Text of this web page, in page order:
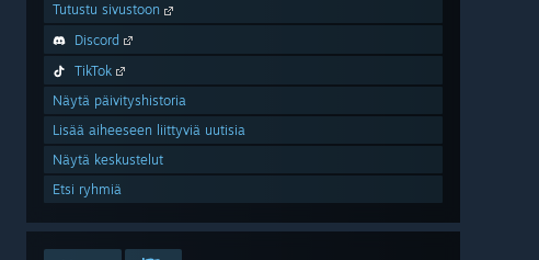
Tutustu sivustoon
Discord
TikTok
Näytä päivityshistoria
Lisää aiheeseen liittyviä uutisia
Näytä keskustelut
Etsi ryhmiä